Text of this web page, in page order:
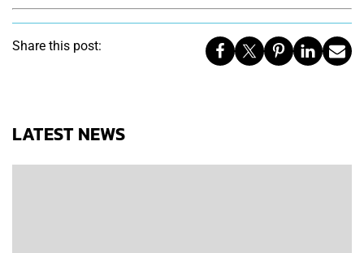
Share this post:
LATEST NEWS